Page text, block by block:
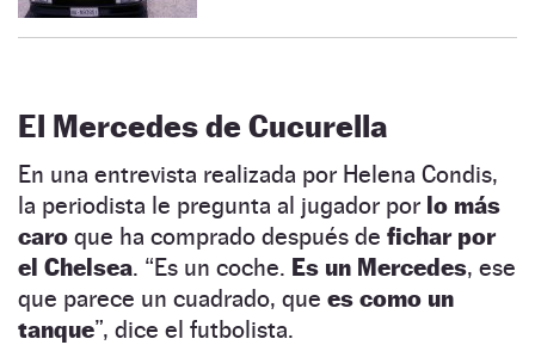
El Mercedes de Cucurella
En una entrevista realizada por Helena Condis,
la periodista le pregunta al jugador por lo más
caro que ha comprado después de fichar por
el Chelsea. “Es un coche. Es un Mercedes, ese
que parece un cuadrado, que es como un
tanque”, dice el futbolista.